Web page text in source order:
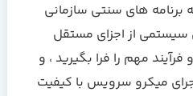
های سنتی سازمانی
سیستمی از اجزای مستقل
مهم را فرا بگیرید ، و
ميکرو سرويس با کیفیت